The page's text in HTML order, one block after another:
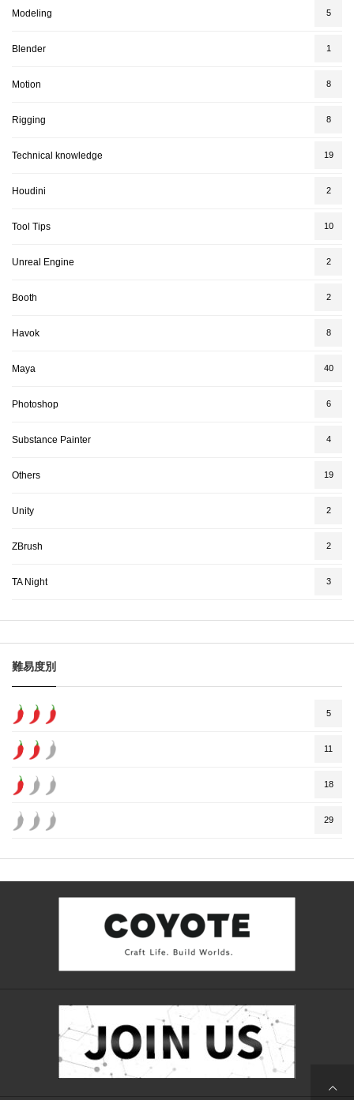
Modeling 5
Blender 1
Motion 8
Rigging 8
Technical knowledge 19
Houdini 2
Tool Tips 10
Unreal Engine 2
Booth 2
Havok 8
Maya 40
Photoshop 6
Substance Painter 4
Others 19
Unity 2
ZBrush 2
TA Night 3
難易度別
5
11
18
29